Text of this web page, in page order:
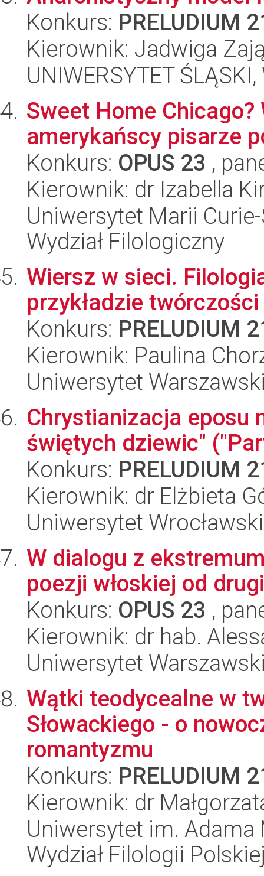
Konkurs: PRELUDIUM
Kierownik: Jadwiga
UNIWERSYTET
Sweet Home
amerykańscy pisarze
Konkurs: OPUS 23 ,
Kierownik: dr Izabella
Uniwersytet Marii
Wydział Filologiczny
Wiersz w sieci.
przykładzie
Konkurs: PRELUDIUM
Kierownik: Paulina
Uniwersytet
Chrystianizacja eposu
świętych dziewic"
Konkurs: PRELUDIUM
Kierownik: dr Elżbieta
Uniwersytet
W dialogu z
poezji włoskiej od
Konkurs: OPUS 23 ,
Kierownik: dr hab.
Uniwersytet
Wątki teodycealne w
Słowackiego - o
romantyzmu
Konkurs: PRELUDIUM
Kierownik: dr
Uniwersytet im.
Wydział Filologii